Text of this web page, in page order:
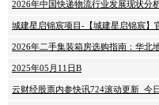
2026年中国快递物流行业发展现状分
城建星启锦宸项目-【城建星启锦宸】
2026年二手集装箱房选购指南：华北
2025年05月11日B
云财经股票内参快讯724滚动更新_今